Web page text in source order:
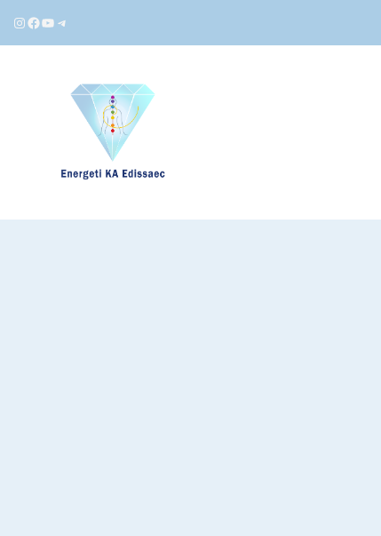
Instagram
Facebook
YouTube
Telegram